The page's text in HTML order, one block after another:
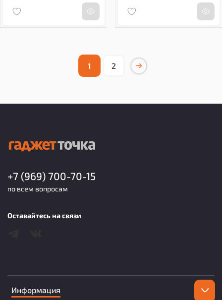
1 2
Информация
+7 (969) 700-70-15
по всем вопросам
Оставайтесь на связи